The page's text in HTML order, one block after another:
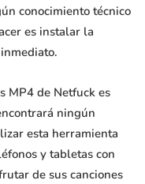
conocimiento técnico
es instalar la
MP4 de Netfuck es
ningún
esta herramienta
y tabletas con
de sus canciones